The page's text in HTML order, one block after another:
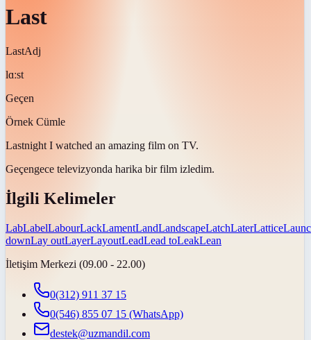
Last
LastAdj
lɑːst
Geçen
Örnek Cümle
Lastnight I watched an amazing film on TV.
Geçengece televizyonda harika bir film izledim.
İlgili Kelimeler
LabLabelLabourLackLamentLandLandscapeLatchLaterLattice
downLay outLayerLayoutLeadLead toLeakLean
İletişim Merkezi (09.00 - 22.00)
0(312) 911 37 15
0(546) 855 07 15 (WhatsApp)
destek@uzmandil.com